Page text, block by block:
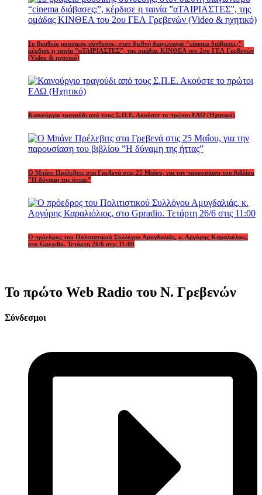
1o βραβείο μουσικής σύνθεσης, στον διεθνή διαγωνισμό “cinema διάβασες;”,
κέρδισε η ταινία ”αΤΑΙΡΙΑΣΤΕΣ”, της ομάδας ΚΙΝΘΕΑ του 2ου ΓΕΛ Γρεβενών
(Video & ηχητικό)
Καινούργιο τραγούδι από τους Σ.Π.Ε. Ακούστε το πρώτοι ΕΔΩ (Ηχητικό)
Ο Μπάνε Πρέλεβιτς στα Γρεβενά στις 25 Μαΐου, για την παρουσίαση του βιβλίου
”Η δύναμη της ήττας”
Ο πρόεδρος του Πολιτιστικού Συλλόγου Αμυγδαλιάς, κ. Αργύρης Καραλιόλιος,
στο Gpradio. Τετάρτη 26/6 στις 11:00
Το πρώτο Web Radio του Ν. Γρεβενών
Σύνδεσμοι